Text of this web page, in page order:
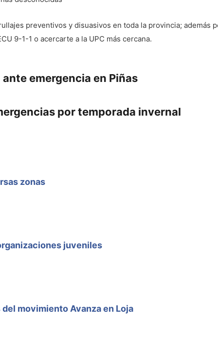
preventivos y disuasivos en toda la provincia; además
9-1-1 o acercarte a la UPC más cercana.
emergencia en Piñas
por temporada invernal
zonas
juveniles
movimiento Avanza en Loja